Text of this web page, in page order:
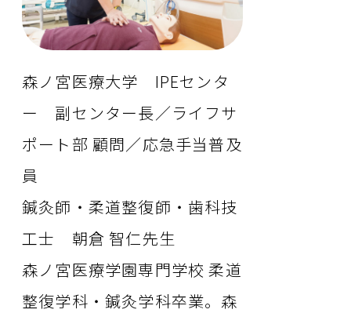
森ノ宮医療大学 IPEセンタ
ー 副センター長／ライフサ
ポート部 顧問／応急手当普及
員
鍼灸師・柔道整復師・歯科技
工士 朝倉 智仁先生
森ノ宮医療学園専門学校 柔道
整復学科・鍼灸学科卒業。森